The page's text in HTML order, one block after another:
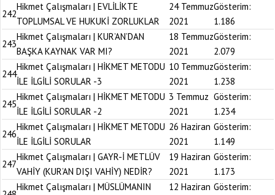
242
Hikmet Çalışmaları | EVLİLİKTE
TOPLUMSAL VE HUKUKİ ZORLUKLAR
24 Temmuz
2021
Gösterim:
1.186
243
Hikmet Çalışmaları | KUR’AN’DAN
BAŞKA KAYNAK VAR MI?
18 Temmuz
2021
Gösterim:
2.079
244
Hikmet Çalışmaları | HİKMET METODU
İLE İLGİLİ SORULAR -3
10 Temmuz
2021
Gösterim:
1.238
245
Hikmet Çalışmaları | HİKMET METODU
İLE İLGİLİ SORULAR -2
3 Temmuz
2021
Gösterim:
1.234
246
Hikmet Çalışmaları | HİKMET METODU
İLE İLGİLİ SORULAR
26 Haziran
2021
Gösterim:
1.149
247
Hikmet Çalışmaları | GAYR-İ METLÜV
VAHİY (KUR’AN DIŞI VAHİY) NEDİR?
19 Haziran
2021
Gösterim:
1.173
Hikmet Çalışmaları | MÜSLÜMANIN
12 Haziran Gösterim: